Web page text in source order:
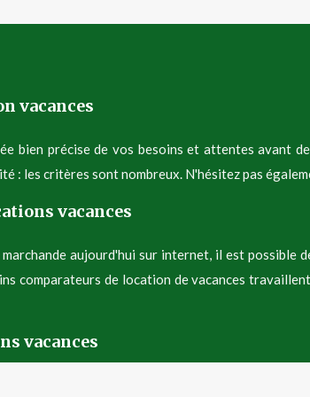
vacances
bien précise de vos besoins et attentes avant
: les critères sont nombreux. N'hésitez pas
vacances
aujourd'hui sur internet, il est possible
comparateurs de location de vacances
vacances